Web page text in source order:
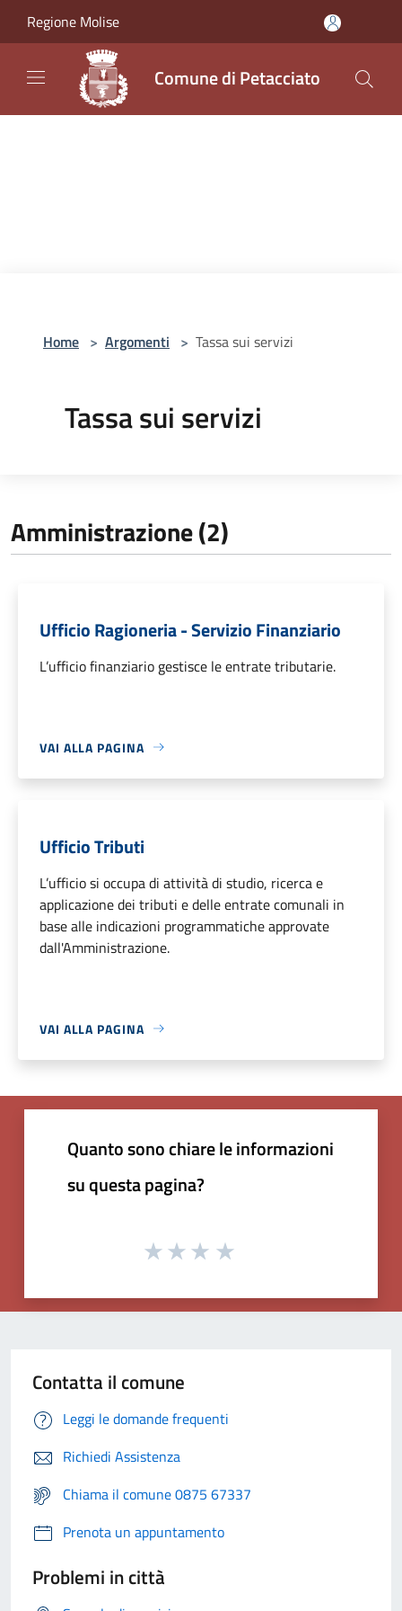
Regione Molise
Comune di Petacciato
Home > Argomenti > Tassa sui servizi
Tassa sui servizi
Amministrazione (2)
Ufficio Ragioneria - Servizio Finanziario
L’ufficio finanziario gestisce le entrate tributarie.
VAI ALLA PAGINA
Ufficio Tributi
L’ufficio si occupa di attività di studio, ricerca e
applicazione dei tributi e delle entrate comunali in
base alle indicazioni programmatiche approvate
dall'Amministrazione.
VAI ALLA PAGINA
Quanto sono chiare le informazioni
su questa pagina?
Contatta il comune
Leggi le domande frequenti
Richiedi Assistenza
Chiama il comune 0875 67337
Prenota un appuntamento
Problemi in città